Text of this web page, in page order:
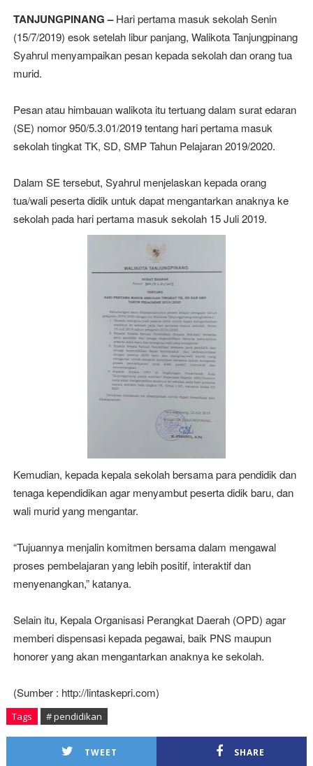
TANJUNGPINANG –Hari pertama masuk sekolah Senin
(15/7/2019) esok setelah libur panjang, Walikota Tanjungpinang
Syahrul menyampaikan pesan kepada sekolah dan orang tua
murid.
Pesan atau himbauan walikota itu tertuang dalam surat edaran
(SE) nomor 950/5.3.01/2019 tentang hari pertama masuk
sekolah tingkat TK, SD, SMP Tahun Pelajaran 2019/2020.
Dalam SE tersebut, Syahrul menjelaskan kepada orang
tua/wali peserta didik untuk dapat mengantarkan anaknya ke
sekolah pada hari pertama masuk sekolah 15 Juli 2019.
Kemudian, kepada kepala sekolah bersama para pendidik dan
tenaga kependidikan agar menyambut peserta didik baru, dan
wali murid yang mengantar.
“Tujuannya menjalin komitmen bersama dalam mengawal
proses pembelajaran yang lebih positif, interaktif dan
menyenangkan,” katanya.
Selain itu, Kepala Organisasi Perangkat Daerah (OPD) agar
memberi dispensasi kepada pegawai, baik PNS maupun
honorer yang akan mengantarkan anaknya ke sekolah.
(Sumber : http://lintaskepri.com)
Tags # pendidikan
TWEET SHARE